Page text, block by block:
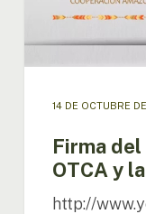
FILAC
14 DE OCTUBRE
Firma
OTCA y
http://